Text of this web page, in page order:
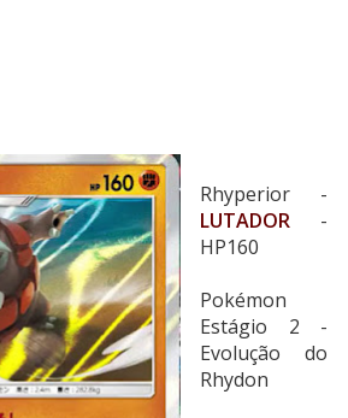
Rhyperior -
LUTADOR -
HP160
Pokémon
Estágio 2 -
Evolução do
Rhydon